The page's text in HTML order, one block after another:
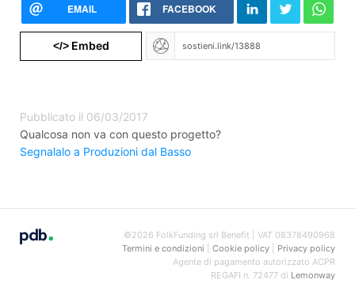
EMAIL FACEBOOK
</>Embed
Pubblicato il 06/03/2017
Qualcosa non va con questo progetto?
Segnalalo a Produzioni dal Basso
©2026 FolkFunding srl Benefit | VAT 08378490968
Termini e condizioni
Cookie policy| Privacy policy
Agente di pagamento autorizzato ACPR
REGAFI n. 72477 di Lemonway